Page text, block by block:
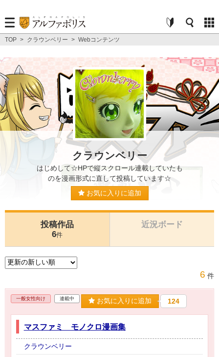
TOP > クラウンベリー > Webコンテンツ
クラウンベリー
はじめして☆HPで縦スクロール連載していたも
のを漫画形式に直して投稿しています☆
お気に入りに追加
投稿作品
6件
近況ボード
6 件
一般女性向け 連載中 お気に入りに追加 124
マスファミ モノクロ漫画集
クラウンベリー